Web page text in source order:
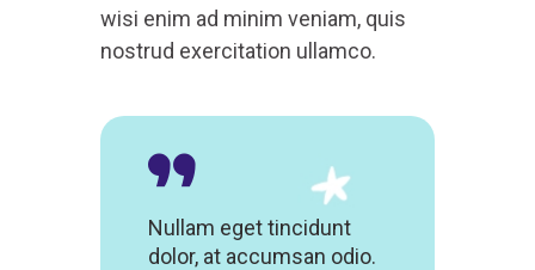
wisi enim ad minim veniam, quis
nostrud exercitation ullamco.
Nullam eget tincidunt
dolor, at accumsan odio.